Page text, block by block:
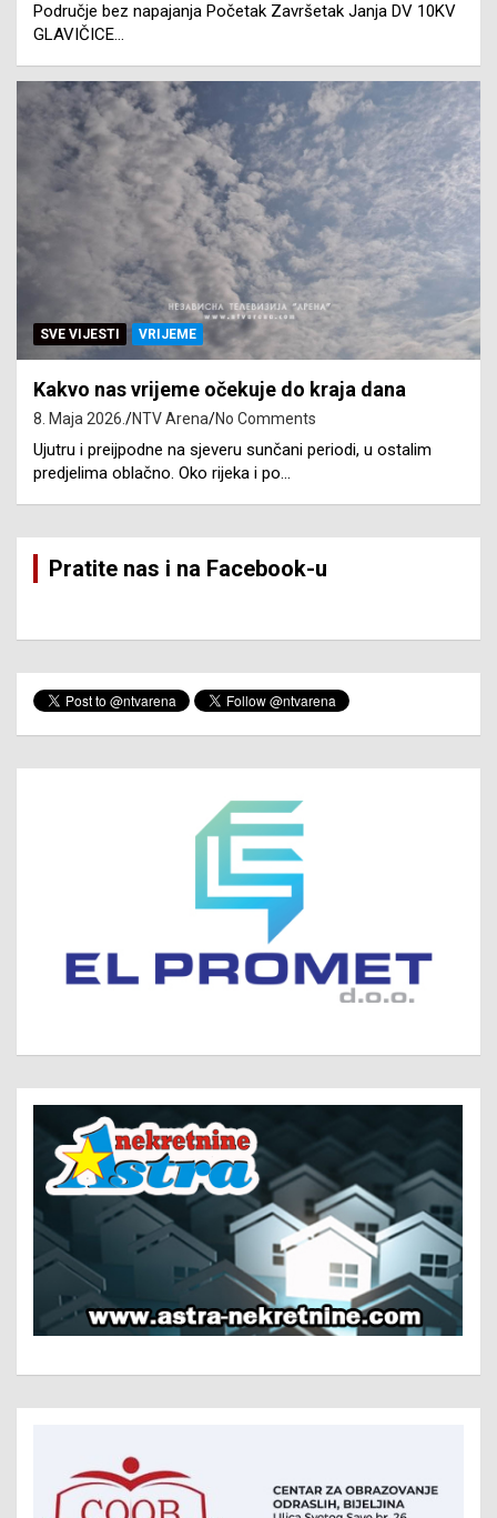
Područje bez napajanja Početak Završetak Janja DV 10KV
GLAVIČICE…
SVE VIJESTI VRIJEME
Kakvo nas vrijeme očekuje do kraja dana
8. Maja 2026. NTV Arena No Comments
Ujutru i preijpodne na sjeveru sunčani periodi, u ostalim
predjelima oblačno. Oko rijeka i po…
Pratite nas i na Facebook-u